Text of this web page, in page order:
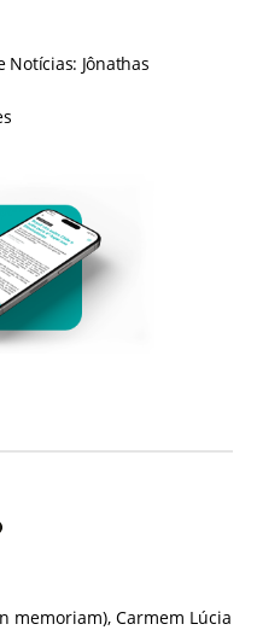
Notícias: Jônathas
memoriam), Carmem Lúcia